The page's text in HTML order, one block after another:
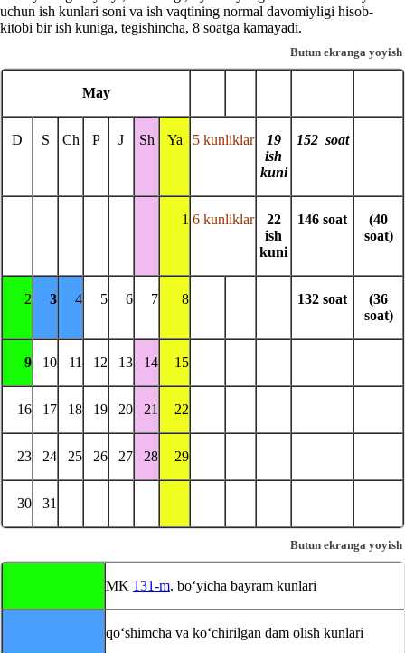
uchun ish kunlari soni va ish vaqtining normal davomiyligi hisob-
kitobi bir ish kuniga, tegishincha, 8 soatga kamayadi.
May
D S Ch P J Sh Ya 5 kunliklar
19
ish
kuni
152 soat
1 6 kunliklar
22
ish
kuni
146 soat
(40
soat)
2 3 4 5 6 7 8 132 soat
(36
soat)
9 10 11 12 13 14 15
16 17 18 19 20 21 22
23 24 25 26 27 28 29
30 31
Butun ekranga yoyish
MK 131-m. boʻyicha bayram kunlari
qoʻshimcha va koʻchirilgan dam olish kunlari
Butun ekranga yoyish